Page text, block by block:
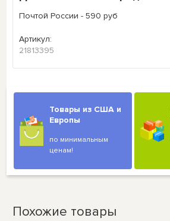
Почтой России - 590 руб
Артикул:
21813395
Товары из США и
Европы
по минимальным
ценам!
Похожие товары